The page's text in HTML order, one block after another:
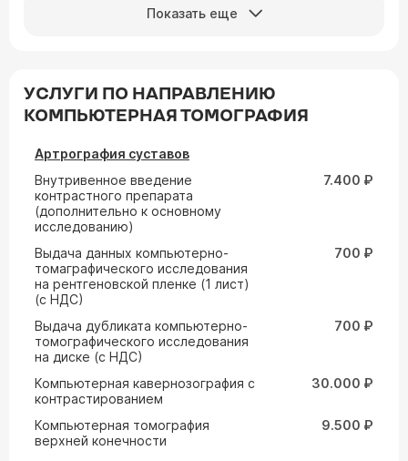
Показать еще
УСЛУГИ ПО НАПРАВЛЕНИЮ
КОМПЬЮТЕРНАЯ ТОМОГРАФИЯ
Артрография суставов
Внутривенное введение
контрастного препарата
(дополнительно к основному
исследованию)
7.400 ₽
Выдача данных компьютерно-
томаграфического исследования
на рентгеновской пленке (1 лист)
(с НДС)
700 ₽
Выдача дубликата компьютерно-
томографического исследования
на диске (с НДС)
700 ₽
Компьютерная кавернозография с
контрастированием
30.000 ₽
Компьютерная томография
верхней конечности
9.500 ₽